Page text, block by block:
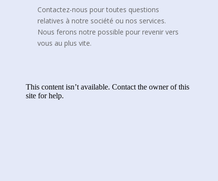
Contactez-nous pour toutes questions
relatives à notre société ou nos services.
Nous ferons notre possible pour revenir vers
vous au plus vite.